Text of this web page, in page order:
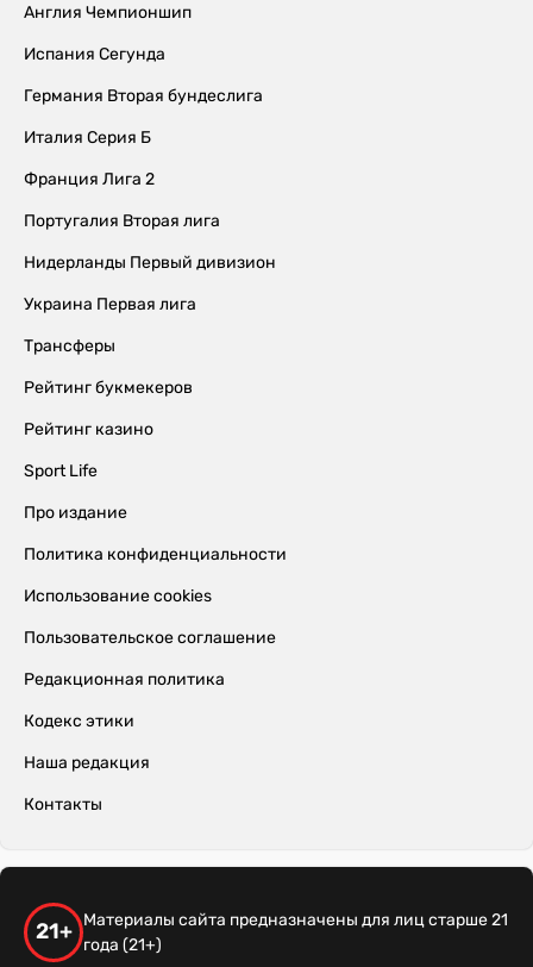
Англия Чемпионшип
Испания Сегунда
Германия Вторая бундеслига
Италия Серия Б
Франция Лига 2
Португалия Вторая лига
Нидерланды Первый дивизион
Украина Первая лига
Трансферы
Рейтинг букмекеров
Рейтинг казино
Sport Life
Про издание
Политика конфиденциальности
Использование cookies
Пользовательское соглашение
Редакционная политика
Кодекс этики
Наша редакция
Контакты
21+
Материалы сайта предназначены для лиц старше 21
года (21+)